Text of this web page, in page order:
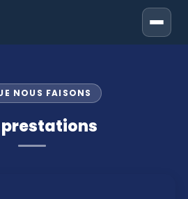
NOUS FAISONS
prestations